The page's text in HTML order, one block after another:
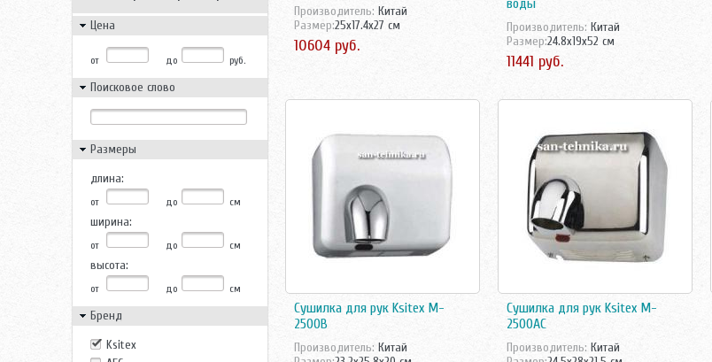
Цена
от до руб.
Поисковое слово
Размеры
длина:
от до см
ширина:
от до см
высота:
от до см
Бренд
Ksitex
Производитель: Китай
Размер:25x17.4x27 см
10604 руб.
воды
Производитель: Китай
Размер:24.8x19x52 см
11441 руб.
Сушилка для рук Ksitex M-
2500B
Производитель: Китай
Сушилка для рук Ksitex M-
2500AC
Производитель: Китай